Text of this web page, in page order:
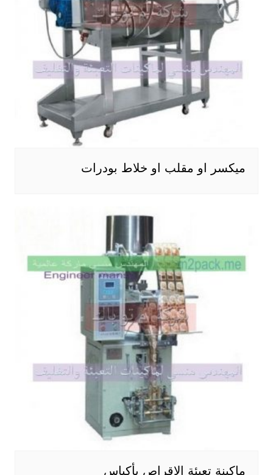
ميكسر او مقلب او خلاط بودرات
ماكينة تعبئة الاقراص بأكياس